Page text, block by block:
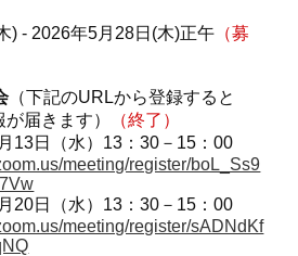
) - 2026年5月28日(木)正午 （募
（下記のURLから登録すると
届きます）
（終了）
13日（水）13：30－15：00
meeting/register/boL_Ss9
20日（水）13：30－15：00
meeting/register/sADNdKf